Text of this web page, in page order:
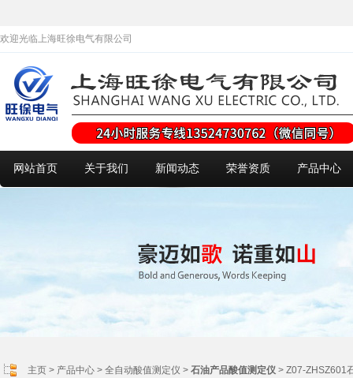
欢迎光临上海旺徐电气有限公司
网站首页 关于我们 新闻动态 荣誉资质 产品中心
主页 > 产品中心 > 全自动酸值测定仪 > 石油产品酸值测定仪 > Z07-ZHSZ601